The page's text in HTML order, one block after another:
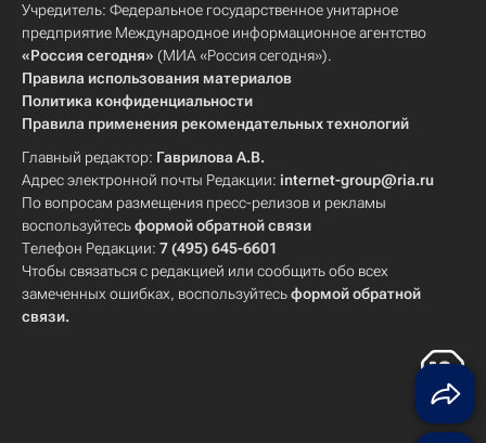
Учредитель: Федеральное государственное унитарное
предприятие Международное информационное агентство
«Россия сегодня» (МИА «Россия сегодня»).
Правила использования материалов
Политика конфиденциальности
Правила применения рекомендательных технологий
Главный редактор: Гаврилова А.В.
Адрес электронной почты Редакции: internet-group@ria.ru
По вопросам размещения пресс-релизов и рекламы
воспользуйтесьформой обратной связи
Телефон Редакции: 7 (495) 645-6601
Чтобы связаться с редакцией или сообщить обо всех
замеченных ошибках, воспользуйтесьформой обратной
связи.